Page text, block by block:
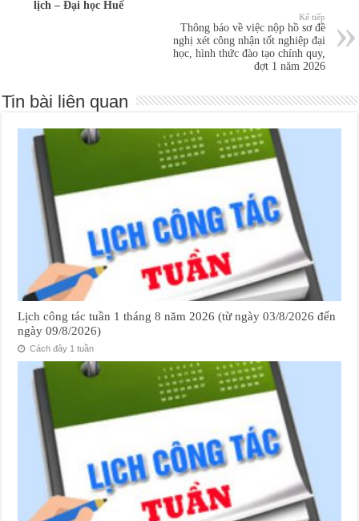
lịch – Đại học Huế
Kế tiếp
Thông báo về việc nộp hồ sơ đề
nghị xét công nhận tốt nghiệp đại
học, hình thức đào tạo chính quy,
đợt 1 năm 2026
Tin bài liên quan
Lịch công tác tuần 1 tháng 8 năm 2026 (từ ngày 03/8/2026 đến
ngày 09/8/2026)
Cách đây 1 tuần